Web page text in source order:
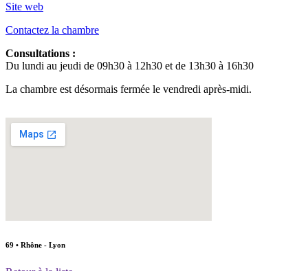
Site web
Contactez la chambre
Consultations :
Du lundi au jeudi de 09h30 à 12h30 et de 13h30 à 16h30
La chambre est désormais fermée le vendredi après-midi.
69 • Rhône - Lyon